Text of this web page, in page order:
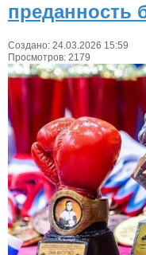
преданность
Создано: 24.03.2026 15:59
Просмотров: 2179